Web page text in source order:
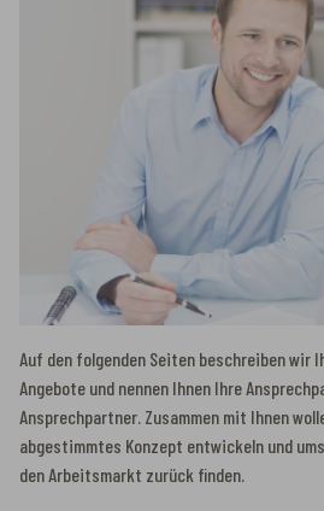
Auf den folgenden Seiten beschreiben wir
Angebote und nennen Ihnen Ihre
Ansprechpartner. Zusammen mit Ihnen
abgestimmtes Konzept entwickeln und
den Arbeitsmarkt zurück finden.